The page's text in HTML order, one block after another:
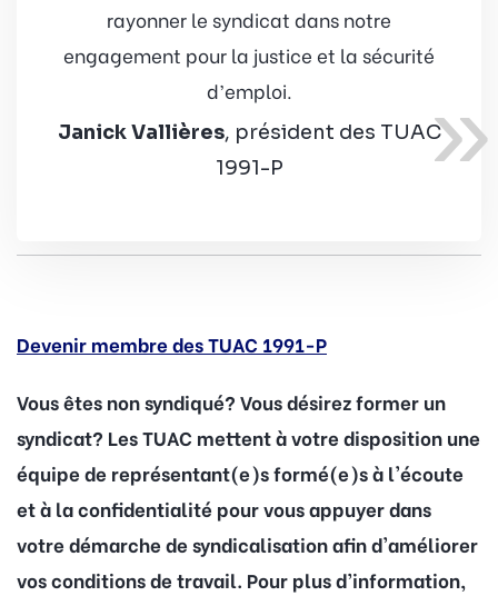
»
rayonner le syndicat dans notre
engagement pour la justice et la sécurité
d’emploi.
Janick Vallières, président des TUAC
1991-P
Devenir membre des TUAC 1991-P
Vous êtes non syndiqué? Vous désirez former un
syndicat? Les TUAC mettent à votre disposition une
équipe de représentant(e)s formé(e)s à l'écoute
et à la confidentialité pour vous appuyer dans
votre démarche de syndicalisation afin d'améliorer
vos conditions de travail. Pour plus d’information,